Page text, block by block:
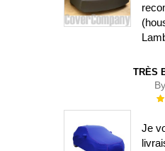
TRÈS
Je